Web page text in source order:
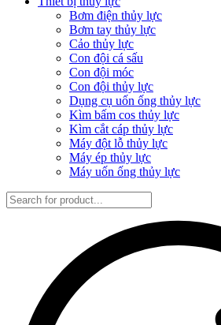
Bơm điện thủy lực
Bơm tay thủy lực
Cảo thủy lực
Con đội cá sấu
Con đội móc
Con đội thủy lực
Dụng cụ uốn ống thủy lực
Kìm bấm cos thủy lực
Kìm cắt cáp thủy lực
Máy đột lỗ thủy lực
Máy ép thủy lực
Máy uốn ống thủy lực